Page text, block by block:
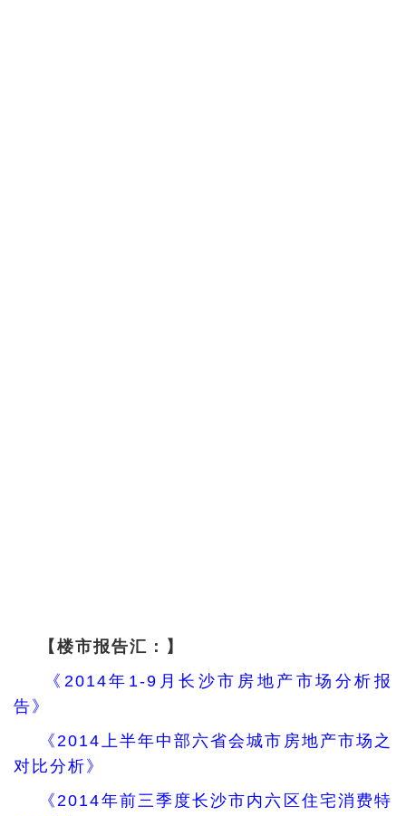
【楼市报告汇：】
《2014年1-9月长沙市房地产市场分析报
告》
《2014上半年中部六省会城市房地产市场之
对比分析》
《2014年前三季度长沙市内六区住宅消费特